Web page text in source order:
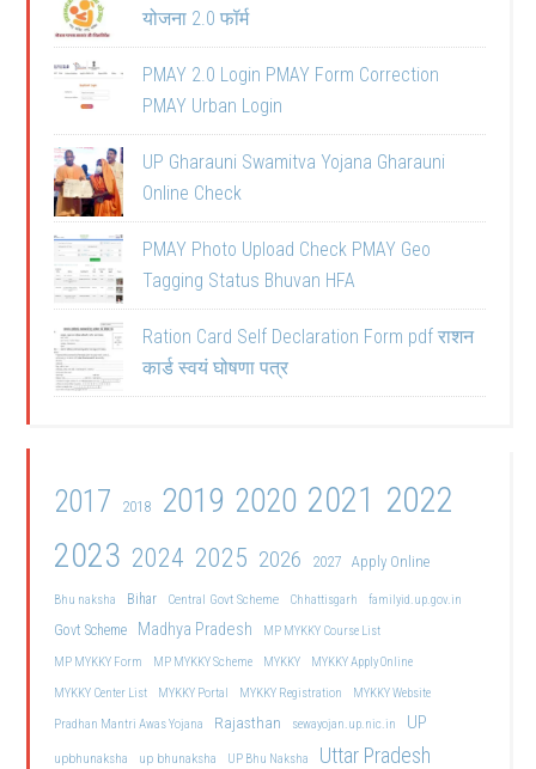
योजना 2.0 फॉर्म
PMAY 2.0 Login PMAY Form Correction
PMAY Urban Login
UP Gharauni Swamitva Yojana Gharauni
Online Check
PMAY Photo Upload Check PMAY Geo
Tagging Status Bhuvan HFA
Ration Card Self Declaration Form pdf राशन
कार्ड स्वयं घोषणा पत्र
2017 2018 2019 2020 2021 2022
2023 2024 2025 2026 2027 Apply Online
Bhu naksha Bihar Central Govt Scheme Chhattisgarh familyid.up.gov.in
Govt Scheme Madhya Pradesh
MP MYKKY Course List
MP MYKKY Form
MP MYKKY Scheme MYKKY
MYKKY Apply Online
MYKKY Center List
MYKKY Portal MYKKY Registration
MYKKY Website
Pradhan Mantri Awas Yojana
Rajasthan sewayojan.up.nic.in UP
upbhunaksha up bhunaksha UP Bhu Naksha Uttar Pradesh